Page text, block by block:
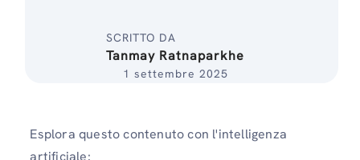
SCRITTO DA
Tanmay Ratnaparkhe
1 settembre 2025
Esplora questo contenuto con l'intelligenza
artificiale: